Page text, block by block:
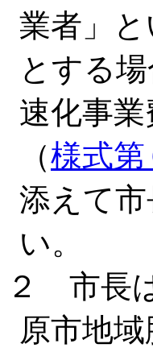
業者」
とする
速化事
（様式第
添えて
い。
２ 市長
原市地